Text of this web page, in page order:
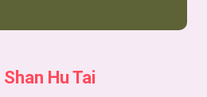
Hu Tai